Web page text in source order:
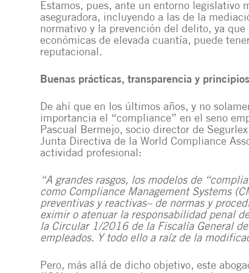
Estamos, pues, ante un entorno legislativo
aseguradora, incluyendo a las de la
normativo y la prevención del delito, ya
económicas de elevada cuantía, puede
reputacional.
Buenas prácticas, transparencia y
De ahí que en los últimos años, y no
importancia el “compliance” en el seno
Pascual Bermejo, socio director de
Junta Directiva de la World Compliance
actividad profesional:
“A grandes rasgos, los modelos de
como Compliance Management Systems
preventivas y reactivas– de normas y
eximir o atenuar la responsabilidad penal
la Circular 1/2016de la Fiscalía General
empleados. Y todo ello a raíz de la
Pero, más allá de dicho objetivo, este